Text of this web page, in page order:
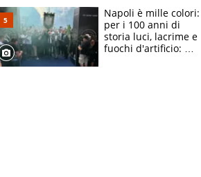
bigliettini
Napoli è mille colori:
per i 100 anni di
storia luci, lacrime e
fuochi d'artificio: De